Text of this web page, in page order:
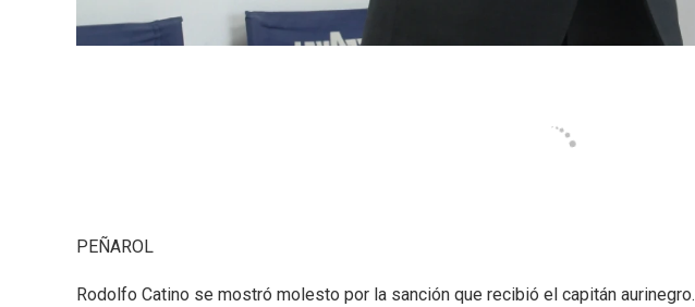
PEÑAROL
Rodolfo Catino se mostró molesto por la sanción que recibió el capitán aurinegro.